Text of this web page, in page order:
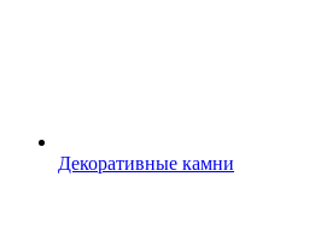
Декоративные камни